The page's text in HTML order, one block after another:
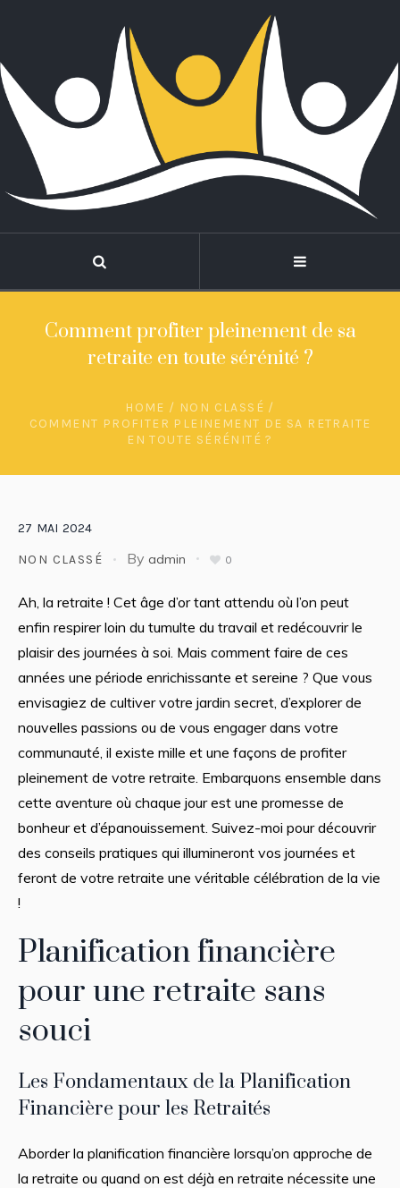
Comment profiter pleinement de sa
retraite en toute sérénité ?
HOME / NON CLASSÉ /
COMMENT PROFITER PLEINEMENT DE SA RETRAITE
EN TOUTE SÉRÉNITÉ ?
27 MAI 2024
NON CLASSÉ By admin 0
Ah, la retraite ! Cet âge d’or tant attendu où l’on peut
enfin respirer loin du tumulte du travail et redécouvrir le
plaisir des journées à soi. Mais comment faire de ces
années une période enrichissante et sereine ? Que vous
envisagiez de cultiver votre jardin secret, d’explorer de
nouvelles passions ou de vous engager dans votre
communauté, il existe mille et une façons de profiter
pleinement de votre retraite. Embarquons ensemble dans
cette aventure où chaque jour est une promesse de
bonheur et d’épanouissement. Suivez-moi pour découvrir
des conseils pratiques qui illumineront vos journées et
feront de votre retraite une véritable célébration de la vie
!
Planification financière
pour une retraite sans
souci
Les Fondamentaux de la Planification
Financière pour les Retraités
Aborder la planification financière lorsqu’on approche de
la retraite ou quand on est déjà en retraite nécessite une